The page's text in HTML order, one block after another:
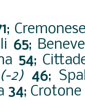
;
65;
54;
(-2) 46;
34; Crotone